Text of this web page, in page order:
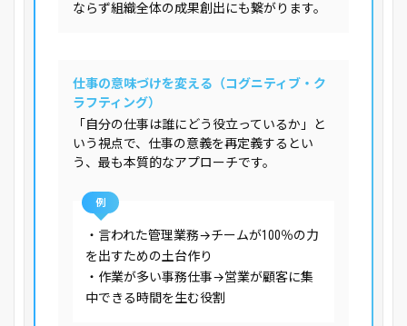
ならず組織全体の成果創出にも繋がります。
仕事の意味づけを変える（コグニティブ・ク
ラフティング）
「自分の仕事は誰にどう役立っているか」と
いう視点で、仕事の意義を再定義するとい
う、最も本質的なアプローチです。
例
・言われた管理業務→チームが100％の力
を出すための土台作り
・作業が多い事務仕事→営業が顧客に集
中できる時間を生む役割